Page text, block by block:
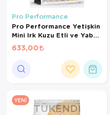
Pro Performance
Pro Performance Yetişkin
Mini Irk Kuzu Etli ve Yaban
Mersinli Köpek Maması 2
Kg
633,00
TÜKENDI
YENI